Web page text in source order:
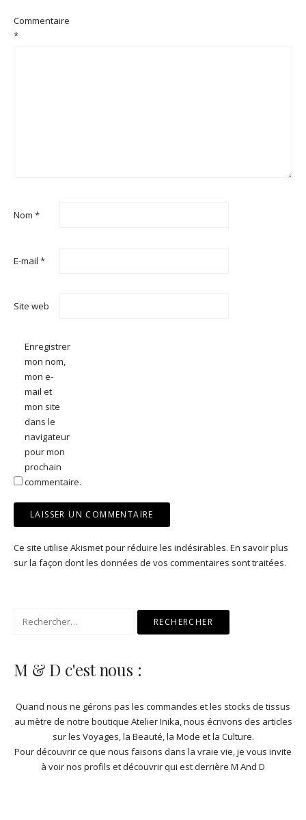
Commentaire
*
Nom *
E-mail *
Site web
Enregistrer
mon nom,
mon e-
mail et
mon site
dans le
navigateur
pour mon
prochain
commentaire.
Ce site utilise Akismet pour réduire les indésirables. En savoir plus
sur la façon dont les données de vos commentaires sont traitées.
Rechercher :
M & D c'est nous :
Quand nous ne gérons pas les commandes et les stocks de tissus
au mètre de notre boutique Atelier Inika, nous écrivons des articles
sur les Voyages, la Beauté, la Mode et la Culture.
Pour découvrir ce que nous faisons dans la vraie vie, je vous invite
à voir nos profils et découvrir qui est derrière M And D